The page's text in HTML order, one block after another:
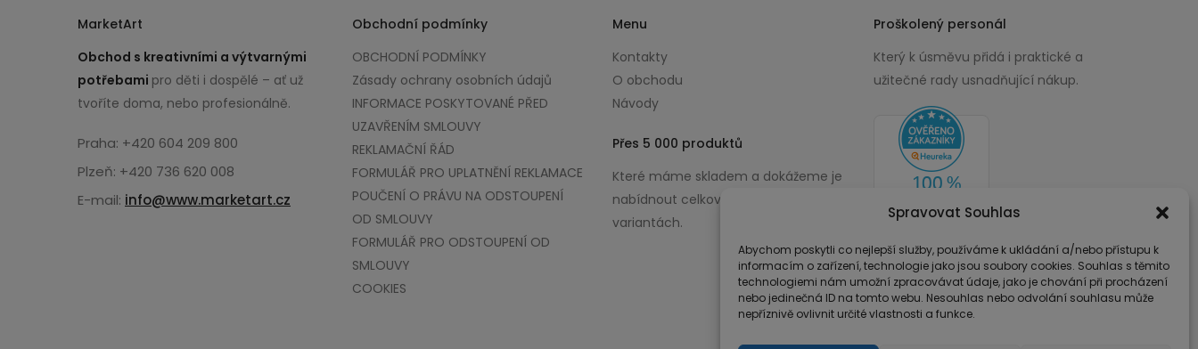
Spravovat Souhlas
Abychom poskytli co nejlepší služby, používáme k ukládání a/nebo přístupu k
informacím o zařízení, technologie jako jsou soubory cookies. Souhlas s těmito
technologiemi nám umožní zpracovávat údaje, jako je chování při procházení
nebo jedinečná ID na tomto webu. Nesouhlas nebo odvolání souhlasu může
nepříznivě ovlivnit určité vlastnosti a funkce.
MarketArt
Obchod s kreativními a výtvarnými
potřebami pro děti i dospělé – ať už
tvoříte doma, nebo profesionálně.
Praha: +420 604 209 800
Plzeň: +420 736 620 008
E-mail: info@www.marketart.cz
Obchodní podmínky
OBCHODNÍ PODMÍNKY
Zásady ochrany osobních údajů
INFORMACE POSKYTOVANÉ PŘED
UZAVŘENÍM SMLOUVY
REKLAMAČNÍ ŘÁD
FORMULÁŘ PRO UPLATNĚNÍ REKLAMACE
POUČENÍ O PRÁVU NA ODSTOUPENÍ
OD SMLOUVY
FORMULÁŘ PRO ODSTOUPENÍ OD
SMLOUVY
COOKIES
Menu
Kontakty
O obchodu
Návody
Přes 5 000 produktů
Které máme skladem a dokážeme je
nabídnout celkově až v 100 000
variantách.
Proškolený personál
Který k úsměvu přidá i praktické a
užitečné rady usnadňující nákup.